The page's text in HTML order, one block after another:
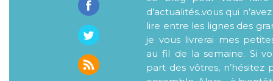
d’actualités..vous qui
lire entre les lignes des
je vous livrerai mes
au fil de la semaine. Si
part des vôtres, n’hésitez